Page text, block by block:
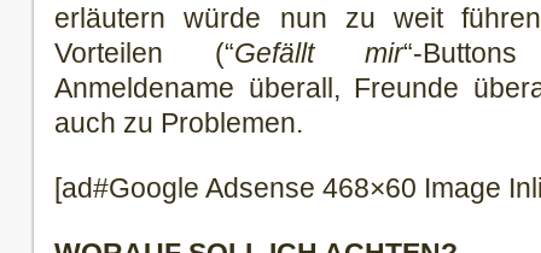
erläutern würde nun zu weit
Vorteilen (“Gefällt mir“-
Anmeldename überall, Freunde
auch zu Problemen.
[ad#Google Adsense 468×60 Image